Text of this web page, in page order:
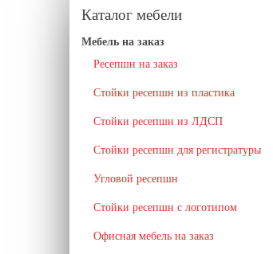
Каталог мебели
Мебель на заказ
Ресепшн на заказ
Стойки ресепшн из пластика
Стойки ресепшн из ЛДСП
Стойки ресепшн для регистратуры
Угловой ресепшн
Стойки ресепшн с логотипом
Офисная мебель на заказ